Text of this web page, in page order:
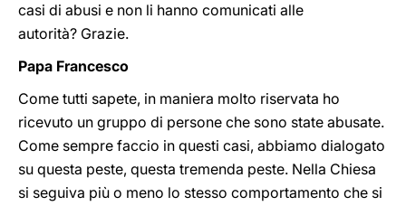
casi di abusi e non li hanno comunicati alle
autorità? Grazie.
Papa Francesco
Come tutti sapete, in maniera molto riservata ho
ricevuto un gruppo di persone che sono state abusate.
Come sempre faccio in questi casi, abbiamo dialogato
su questa peste, questa tremenda peste. Nella Chiesa
si seguiva più o meno lo stesso comportamento che si